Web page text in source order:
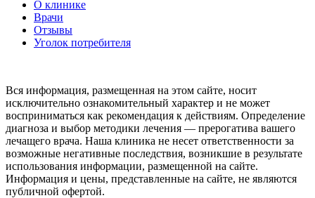
О клинике
Врачи
Отзывы
Уголок потребителя
Вся информация, размещенная на этом сайте, носит
исключительно ознакомительный характер и не может
восприниматься как рекомендация к действиям. Определение
диагноза и выбор методики лечения — прерогатива вашего
лечащего врача. Наша клиника не несет ответственности за
возможные негативные последствия, возникшие в результате
использования информации, размещенной на сайте.
Информация и цены, представленные на сайте, не являются
публичной офертой.